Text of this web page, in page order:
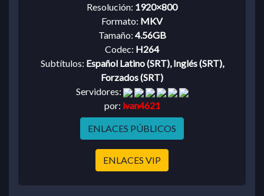
Resolución: 1920×800
Formato: MKV
Tamaño: 4.56GB
Codec: H264
Subtítulos: Español Latino (SRT), Inglés (SRT),
Forzados (SRT)
Servidores:
por: ivan4621
ENLACES PÚBLICOS
ENLACES VIP